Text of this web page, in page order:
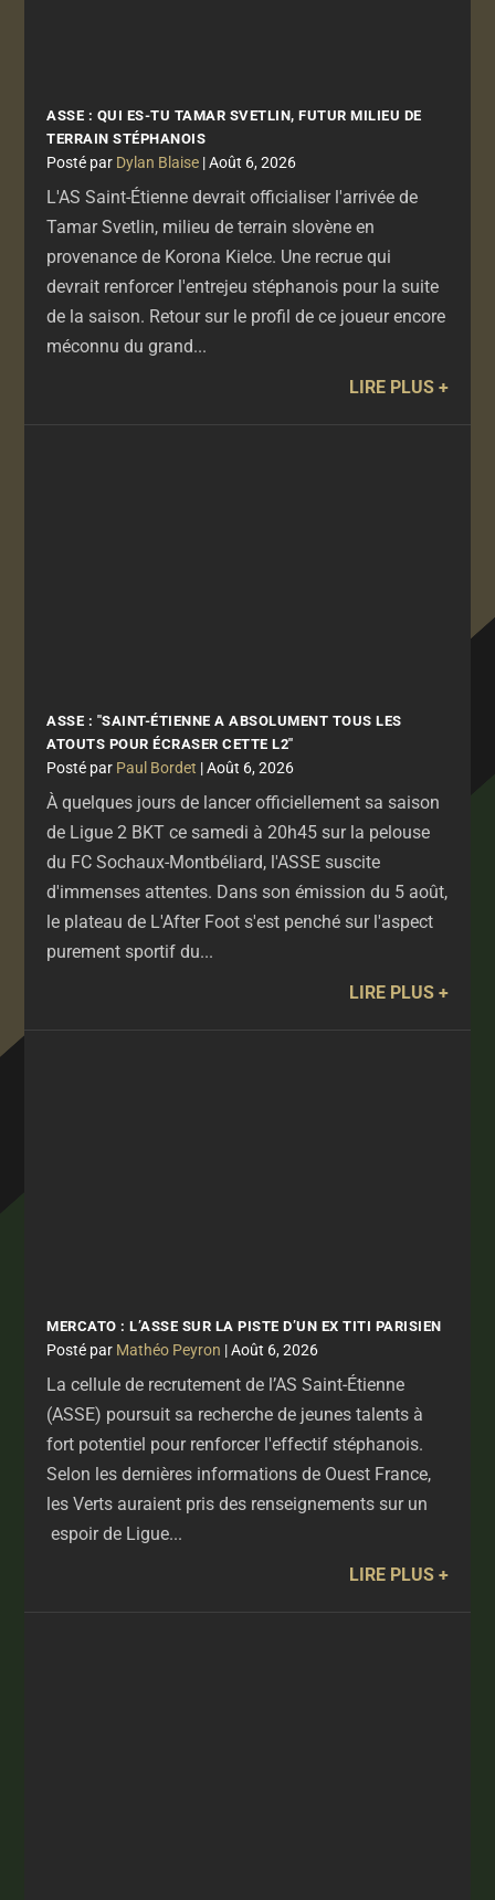
ASSE : QUI ES-TU TAMAR SVETLIN, FUTUR MILIEU DE
TERRAIN STÉPHANOIS
par Dylan Blaise |Août 6, 2026
L'AS Saint-Étienne devrait officialiser l'arrivée de
Tamar Svetlin, milieu de terrain slovène en
provenance de Korona Kielce. Une recrue qui
devrait renforcer l'entrejeu stéphanois pour la suite
de la saison. Retour sur le profil de ce joueur encore
méconnu du grand...
LIRE PLUS
ASSE : "SAINT-ÉTIENNE A ABSOLUMENT TOUS LES
ATOUTS POUR ÉCRASER CETTE L2"
par Paul Bordet |Août 6, 2026
À quelques jours de lancer officiellement sa saison
de Ligue 2 BKT ce samedi à 20h45 sur la pelouse
du FC Sochaux-Montbéliard, l'ASSE suscite
d'immenses attentes. Dans son émission du 5 août,
le plateau de L'After Foot s'est penché sur l'aspect
purement sportif du...
LIRE PLUS
MERCATO : L’ASSE SUR LA PISTE D’UN EX TITI PARISIEN
par Mathéo Peyron |Août 6, 2026
La cellule de recrutement de l’AS Saint-Étienne
(ASSE) poursuit sa recherche de jeunes talents à
fort potentiel pour renforcer l'effectif stéphanois.
Selon les dernières informations de Ouest France,
les Verts auraient pris des renseignements sur un
espoir de Ligue...
LIRE PLUS